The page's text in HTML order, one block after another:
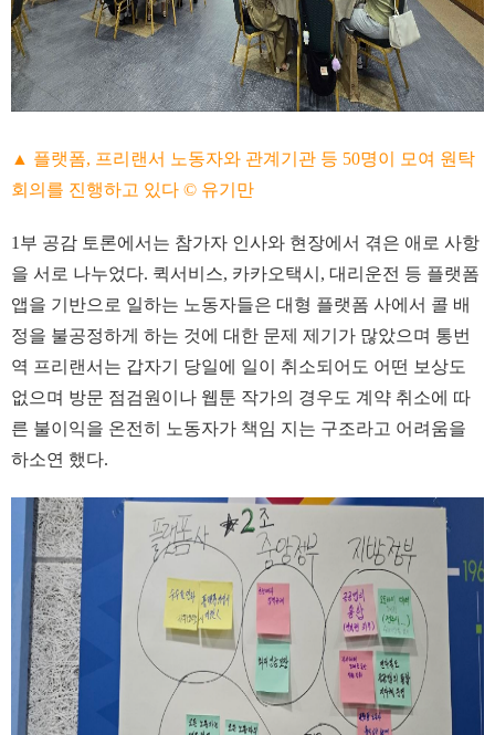
▲ 플랫폼, 프리랜서 노동자와 관계기관 등 50명이 모여 원탁
회의를 진행하고 있다 © 유기만
1부 공감 토론에서는 참가자 인사와 현장에서 겪은 애로 사항
을 서로 나누었다. 퀵서비스, 카카오택시, 대리운전 등 플랫폼
앱을 기반으로 일하는 노동자들은 대형 플랫폼 사에서 콜 배
정을 불공정하게 하는 것에 대한 문제 제기가 많았으며 통번
역 프리랜서는 갑자기 당일에 일이 취소되어도 어떤 보상도
없으며 방문 점검원이나 웹툰 작가의 경우도 계약 취소에 따
른 불이익을 온전히 노동자가 책임 지는 구조라고 어려움을
하소연 했다.